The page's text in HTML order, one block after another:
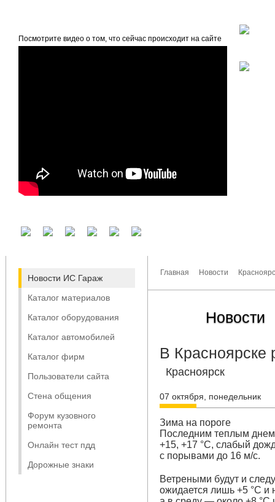
Посмотрите видео о том, что сейчас происходит на сайте
Новости ИС Гараж
Каталог материалов
Каталог оборудования
Каталог автомобилей
Каталог фирм
Пользователи сайта
Стена общения
Форум кузовного
ремонта
Онлайн тест пдд
Дорожные знаки
Главная Новости
Новости
В Красноярске
Красноярск
07 октября, понедельник
Зима на пороге
Последним теплым днем
+15, +17 °C, слабый
с порывами до 16 м/с.
Ветреными будут и
ожидается лишь +5 °C